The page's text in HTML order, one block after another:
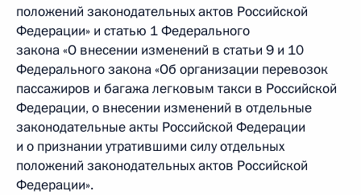
положений законодательных актов Российской
Федерации» и статью 1 Федерального
закона «О внесении изменений в статьи 9 и 10
Федерального закона «Об организации перевозок
пассажиров и багажа легковым такси в Российской
Федерации, о внесении изменений в отдельные
законодательные акты Российской Федерации
и о признании утратившими силу отдельных
положений законодательных актов Российской
Федерации».